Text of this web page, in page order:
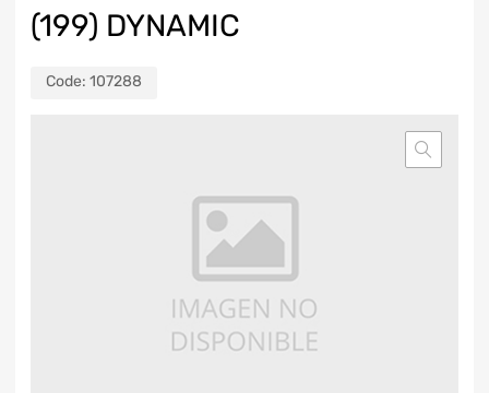
(199) DYNAMIC
Code: 107288